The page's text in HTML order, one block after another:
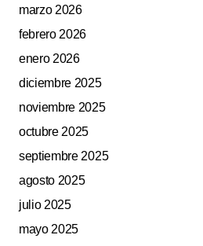
marzo 2026
febrero 2026
enero 2026
diciembre 2025
noviembre 2025
octubre 2025
septiembre 2025
agosto 2025
julio 2025
mayo 2025